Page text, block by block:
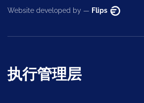
Website developed by — Flips
执行管理层